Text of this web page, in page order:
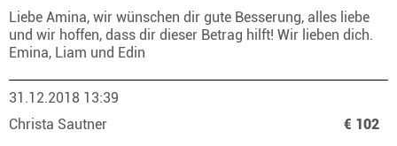
Liebe Amina, wir wünschen dir gute Besserung, alles liebe
und wir hoffen, dass dir dieser Betrag hilft! Wir lieben dich.
Emina, Liam und Edin
31.12.2018 13:39
Christa Sautner
€ 102